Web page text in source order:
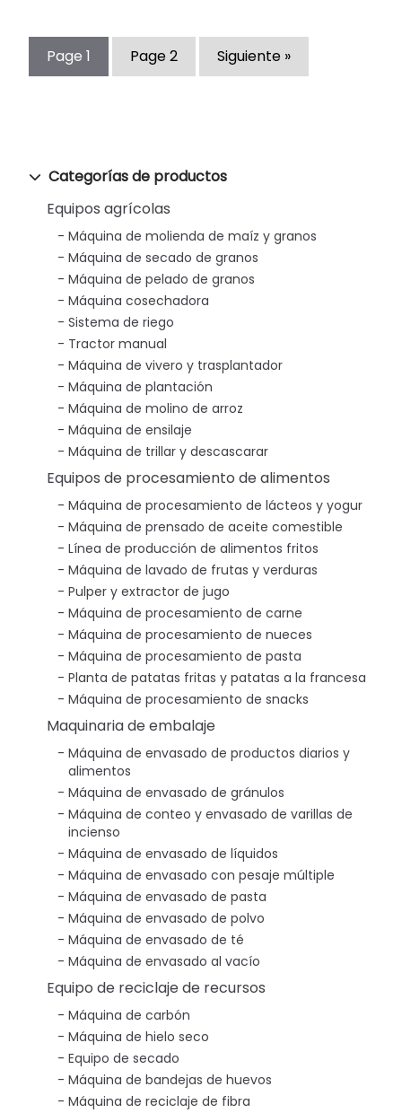
Categorías de productos
Equipos agrícolas
Máquina de molienda de maíz y granos
Máquina de secado de granos
Máquina de pelado de granos
Máquina cosechadora
Sistema de riego
Tractor manual
Máquina de vivero y trasplantador
Máquina de plantación
Máquina de molino de arroz
Máquina de ensilaje
Máquina de trillar y descascarar
Equipos de procesamiento de alimentos
Máquina de procesamiento de lácteos y yogur
Máquina de prensado de aceite comestible
Línea de producción de alimentos fritos
Máquina de lavado de frutas y verduras
Pulper y extractor de jugo
Máquina de procesamiento de carne
Máquina de procesamiento de nueces
Máquina de procesamiento de pasta
Planta de patatas fritas y patatas a la francesa
Máquina de procesamiento de snacks
Maquinaria de embalaje
Máquina de envasado de productos diarios y
alimentos
Máquina de envasado de gránulos
Máquina de conteo y envasado de varillas de
incienso
Máquina de envasado de líquidos
Máquina de envasado con pesaje múltiple
Máquina de envasado de pasta
Máquina de envasado de polvo
Máquina de envasado de té
Máquina de envasado al vacío
Equipo de reciclaje de recursos
Máquina de carbón
Máquina de hielo seco
Equipo de secado
Máquina de bandejas de huevos
Máquina de reciclaje de fibra
Page 1 Page2 Siguiente »